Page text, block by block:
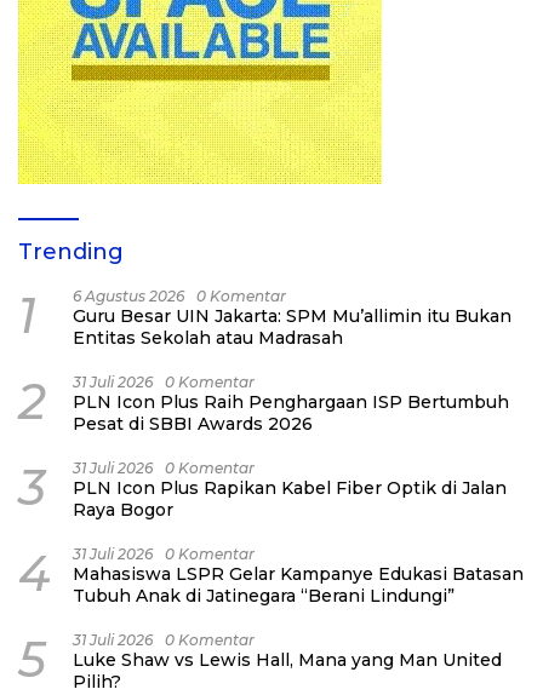
Trending
1 6 Agustus 2026 0 Komentar
Guru Besar UIN Jakarta: SPM Mu’allimin itu Bukan
Entitas Sekolah atau Madrasah
2 31 Juli 2026 0 Komentar
PLN Icon Plus Raih Penghargaan ISP Bertumbuh
Pesat di SBBI Awards 2026
3 31 Juli 2026 0 Komentar
PLN Icon Plus Rapikan Kabel Fiber Optik di Jalan
Raya Bogor
4 31 Juli 2026 0 Komentar
Mahasiswa LSPR Gelar Kampanye Edukasi Batasan
Tubuh Anak di Jatinegara “Berani Lindungi”
5 31 Juli 2026 0 Komentar
Luke Shaw vs Lewis Hall, Mana yang Man United
Pilih?